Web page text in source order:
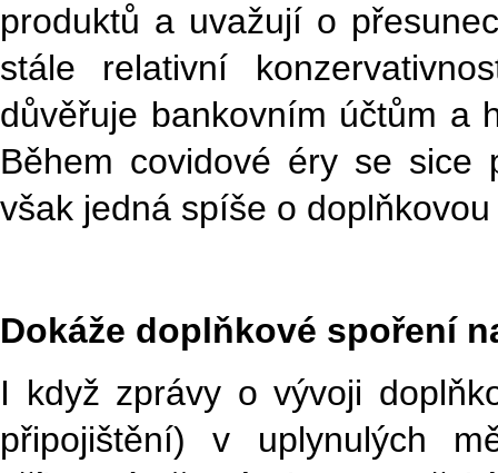
produktů a uvažují o
stále relativní
důvěřuje bankovním účtům a
Během covidové éry se sice
však jedná spíše o
Dokáže doplňkové spoření
I když zprávy o vývoji
připojištění) v uplynulých